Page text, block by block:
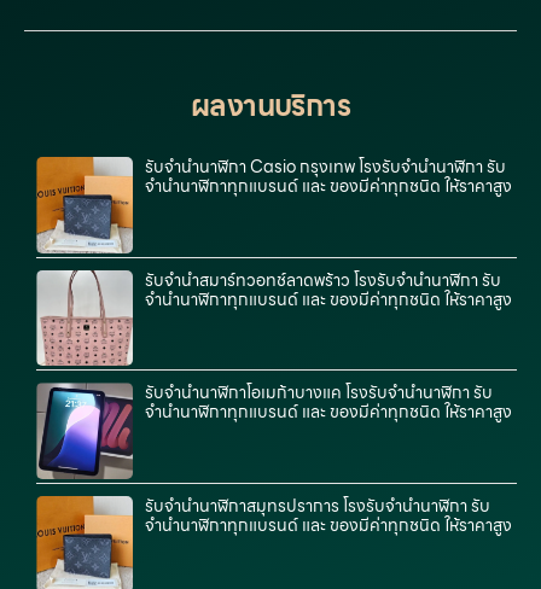
ผลงานบริการ
รับจํานํานาฬิกา Casio กรุงเทพ โรงรับจำนำนาฬิกา รับ
จำนำนาฬิกาทุกแบรนด์ และ ของมีค่าทุกชนิด ให้ราคาสูง
รับจำนำสมาร์ทวอทช์ลาดพร้าว โรงรับจำนำนาฬิกา รับ
จำนำนาฬิกาทุกแบรนด์ และ ของมีค่าทุกชนิด ให้ราคาสูง
รับจำนำนาฬิกาโอเมก้าบางแค โรงรับจำนำนาฬิกา รับ
จำนำนาฬิกาทุกแบรนด์ และ ของมีค่าทุกชนิด ให้ราคาสูง
รับจำนำนาฬิกาสมุทรปราการ โรงรับจำนำนาฬิกา รับ
จำนำนาฬิกาทุกแบรนด์ และ ของมีค่าทุกชนิด ให้ราคาสูง